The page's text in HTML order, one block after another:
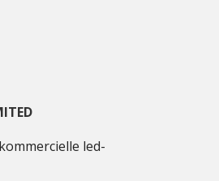
led-